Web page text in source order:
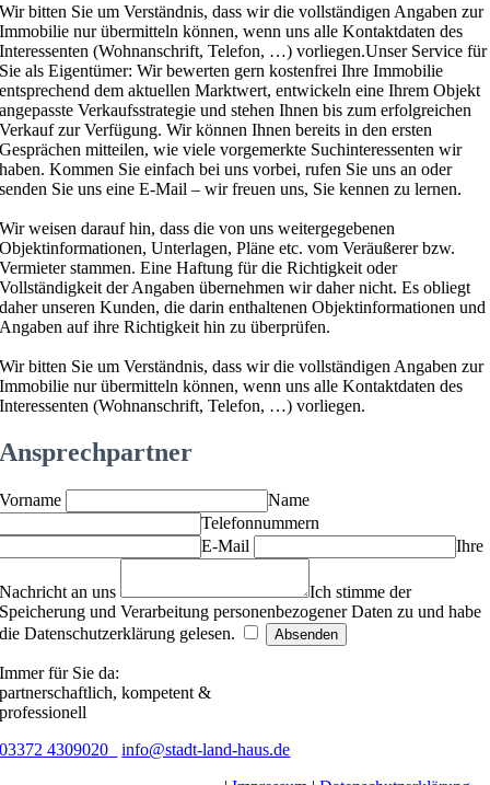
Wir bitten Sie um Verständnis, dass wir die vollständigen Angaben zur
Immobilie nur übermitteln können, wenn uns alle Kontaktdaten des
Interessenten (Wohnanschrift, Telefon, …) vorliegen.Unser Service für
Sie als Eigentümer: Wir bewerten gern kostenfrei Ihre Immobilie
entsprechend dem aktuellen Marktwert, entwickeln eine Ihrem Objekt
angepasste Verkaufsstrategie und stehen Ihnen bis zum erfolgreichen
Verkauf zur Verfügung. Wir können Ihnen bereits in den ersten
Gesprächen mitteilen, wie viele vorgemerkte Suchinteressenten wir
haben. Kommen Sie einfach bei uns vorbei, rufen Sie uns an oder
senden Sie uns eine E-Mail – wir freuen uns, Sie kennen zu lernen.
Wir weisen darauf hin, dass die von uns weitergegebenen
Objektinformationen, Unterlagen, Pläne etc. vom Veräußerer bzw.
Vermieter stammen. Eine Haftung für die Richtigkeit oder
Vollständigkeit der Angaben übernehmen wir daher nicht. Es obliegt
daher unseren Kunden, die darin enthaltenen Objektinformationen und
Angaben auf ihre Richtigkeit hin zu überprüfen.
Wir bitten Sie um Verständnis, dass wir die vollständigen Angaben zur
Immobilie nur übermitteln können, wenn uns alle Kontaktdaten des
Interessenten (Wohnanschrift, Telefon, …) vorliegen.
Ansprechpartner
Vorname
Name
Telefonnummern
E-Mail
Ihre
Nachricht an uns
Ich stimme der
Speicherung und Verarbeitung personenbezogener Daten zu und habe
die Datenschutzerklärung gelesen.
Immer für Sie da:
partnerschaftlich, kompetent &
professionell
03372 4309020
info@stadt-land-haus.de